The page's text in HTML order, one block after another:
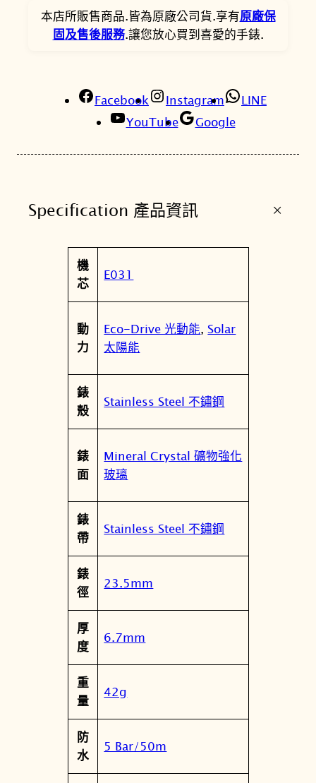
。
。
A
公
主
台
灣
定
酒
玫
金
光
能
女
錶
K
P
2
-
5
6
-
1
數
本店所販售商品.皆為原廠公司貨.享有原廠保
固及售後服務.讓您放心買到喜愛的手錶.
Facebook Instagram
LINE
YouTube
Google
Specification 產品資訊 +
屬
性
值
機
芯
E031
動
力
Eco-Drive 光動能,Solar
太陽能
錶
殼
Stainless Steel 不鏽鋼
錶
面
Mineral Crystal 礦物強化
玻璃
錶
帶
Stainless Steel 不鏽鋼
錶
徑
23.5mm
厚
度
6.7mm
重
量
42g
防
水
5 Bar/50m